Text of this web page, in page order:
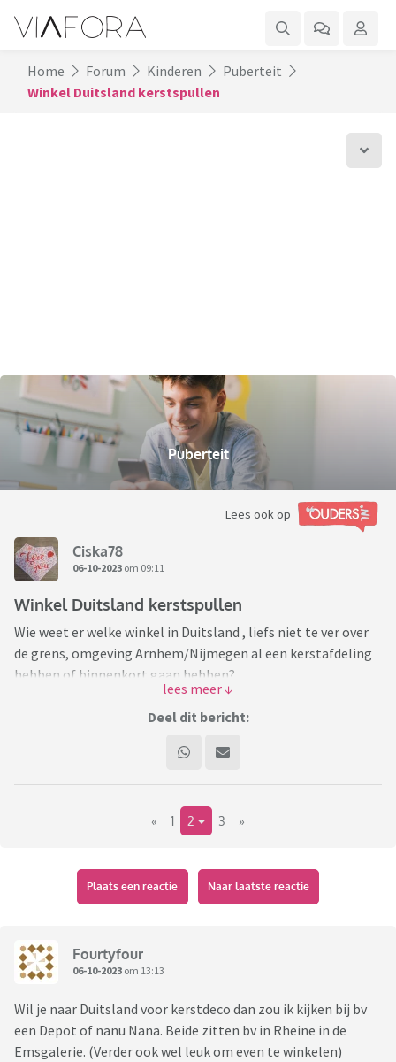
Home Forum Kinderen
Puberteit
Winkel Duitsland kerstspullen
Puberteit
Lees ook op
Ciska78
06-10-2023 om 09:11
Winkel Duitsland kerstspullen
Wie weet er welke winkel in Duitsland , liefs niet te ver over
de grens, omgeving Arnhem/Nijmegen al een kerstafdeling
hebben of binnenkort gaan hebben?
Dochter is nu al helemaal in de kerstsfeer en we willen dan
absoluut geen kerstmarkt, dat trekt dochter niet.
Hopelijk heeft er iemand tips voor ons, alvast bedankt.
Deel dit bericht:
« 1 2 3 »
Plaats een reactie Naar laatste reactie
Fourtyfour
06-10-2023 om 13:13
Wil je naar Duitsland voor kerstdeco dan zou ik kijken bij bv
een Depot of nanu Nana. Beide zitten bv in Rheine in de
Emsgalerie. (Verder ook wel leuk om even te winkelen)